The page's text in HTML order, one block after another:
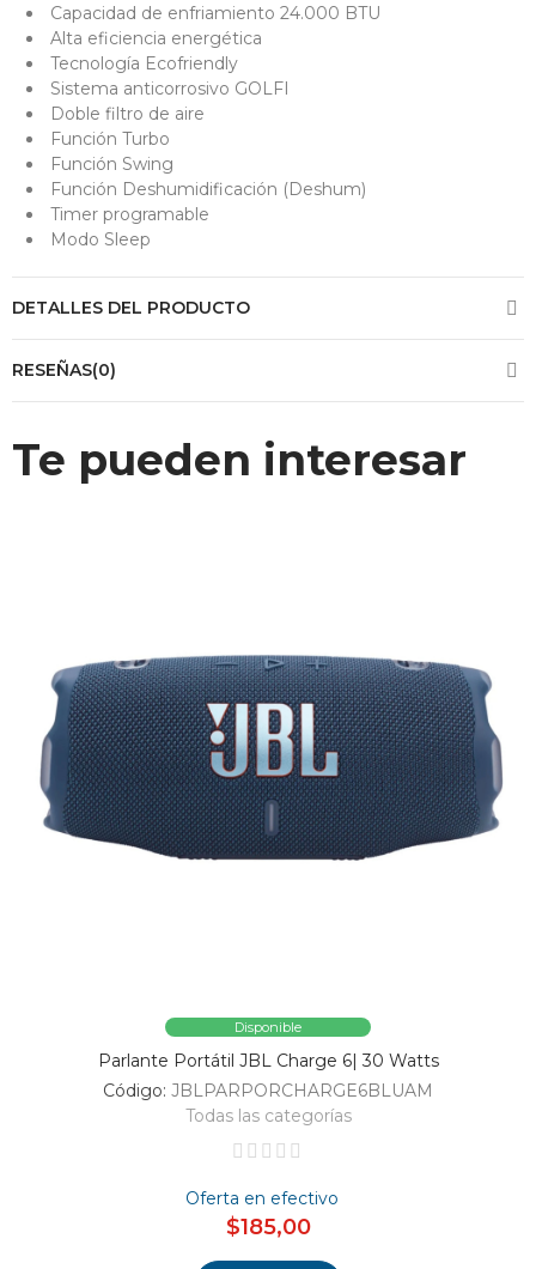
Capacidad de enfriamiento 24.000 BTU
Alta eficiencia energética
Tecnología Ecofriendly
Sistema anticorrosivo GOLFI
Doble filtro de aire
Función Turbo
Función Swing
Función Deshumidificación (Deshum)
Timer programable
Modo Sleep
DETALLES DEL PRODUCTO
RESEÑAS(0)
Te pueden interesar
Disponible
Parlante Portátil JBL Charge 6| 30 Watts
Código: JBLPARPORCHARGE6BLUAM
Todas las categorías
Oferta en efectivo
$185,00